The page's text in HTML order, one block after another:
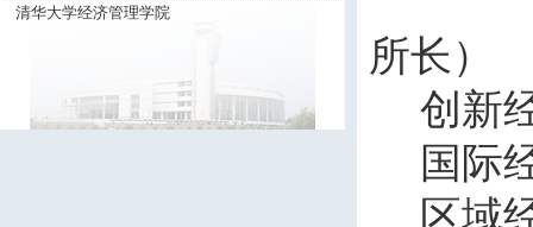
清华大学经济管理学院
所长）
创新
国际
区域